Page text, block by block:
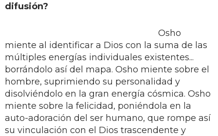
difusión?
Osho
miente al identificar a Dios con la suma de las
múltiples energías individuales existentes...
borrándolo así del mapa. Osho miente sobre el
hombre, suprimiendo su personalidad y
disolviéndolo en la gran energía cósmica. Osho
miente sobre la felicidad, poniéndola en la
auto-adoración del ser humano, que rompe así
su vinculación con el Dios trascendente y